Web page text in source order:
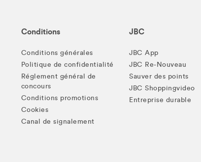
Conditions
Conditions générales
Politique de confidentialité
Réglement général de
concours
Conditions promotions
Cookies
Canal de signalement
JBC
JBC App
JBC Re-Nouveau
Sauver des points
JBC Shoppingvideo
Entreprise durable